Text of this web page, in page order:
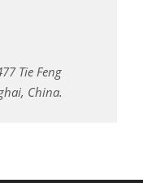
Tie Feng
China.